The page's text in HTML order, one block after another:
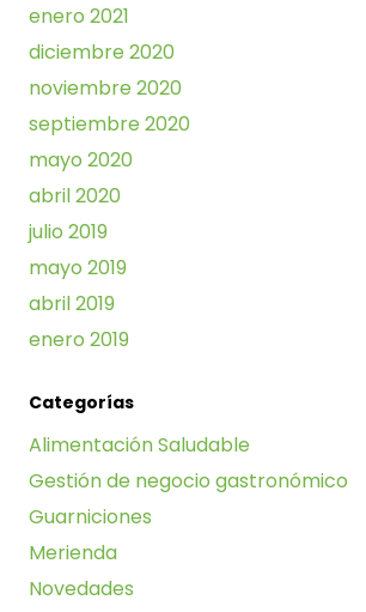
enero 2021
diciembre 2020
noviembre 2020
septiembre 2020
mayo 2020
abril 2020
julio 2019
mayo 2019
abril 2019
enero 2019
Categorías
Alimentación Saludable
Gestión de negocio gastronómico
Guarniciones
Merienda
Novedades